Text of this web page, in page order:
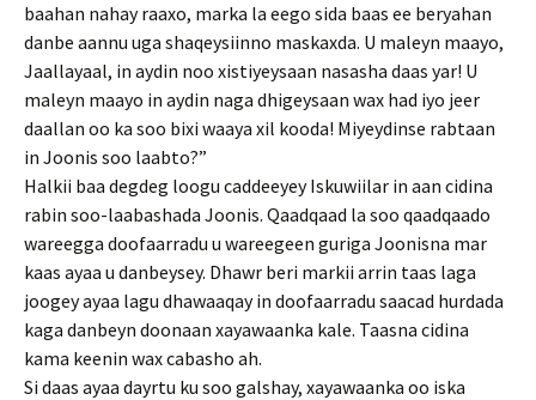
baahan nahay raaxo, marka la eego sida baas ee beryahan
danbe aannu uga shaqeysiinno maskaxda. U maleyn maayo,
Jaallayaal, in aydin noo xistiyeysaan nasasha daas yar! U
maleyn maayo in aydin naga dhigeysaan wax had iyo jeer
daallan oo ka soo bixi waaya xil kooda! Miyeydinse rabtaan
in Joonis soo laabto?”
Halkii baa degdeg loogu caddeeyey Iskuwiilar in aan cidina
rabin soo-laabashada Joonis. Qaadqaad la soo qaadqaado
wareegga doofaarradu u wareegeen guriga Joonisna mar
kaas ayaa u danbeysey. Dhawr beri markii arrin taas laga
joogey ayaa lagu dhawaaqay in doofaarradu saacad hurdada
kaga danbeyn doonaan xayawaanka kale. Taasna cidina
kama keenin wax cabasho ah.
Si daas ayaa dayrtu ku soo galshay, xayawaanka oo iska